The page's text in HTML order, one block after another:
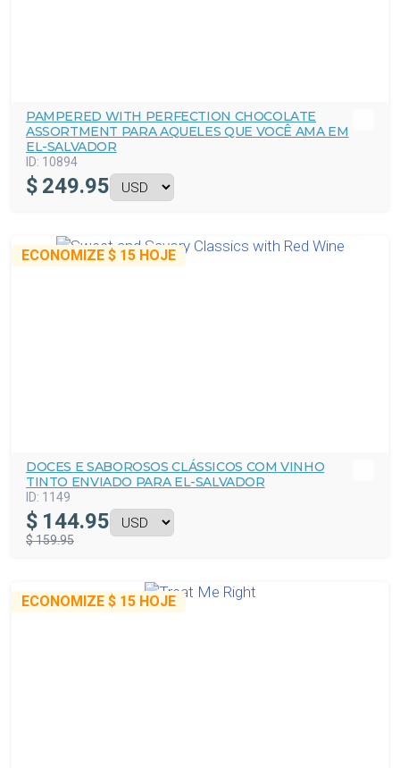
PAMPERED WITH PERFECTION CHOCOLATE
ASSORTMENT PARA AQUELES QUE VOCÊ AMA EM
EL-SALVADOR
ID: 10894
$ 249.95
ECONOMIZE $ 15 HOJE
DOCES E SABOROSOS CLÁSSICOS COM VINHO
TINTO ENVIADO PARA EL-SALVADOR
ID: 1149
$ 144.95
$ 159.95
ECONOMIZE $ 15 HOJE